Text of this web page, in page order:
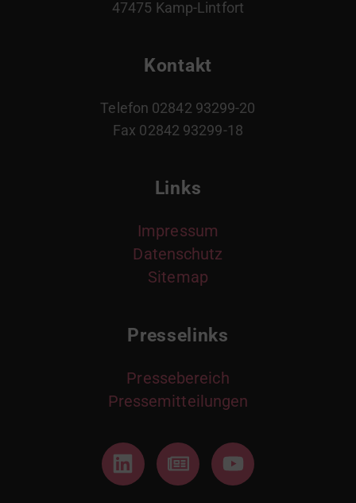
47475 Kamp-Lintfort
Kontakt
Telefon 02842 93299-20
Fax 02842 93299-18
Links
Impressum
Datenschutz
Sitemap
Presselinks
Pressebereich
Pressemitteilungen